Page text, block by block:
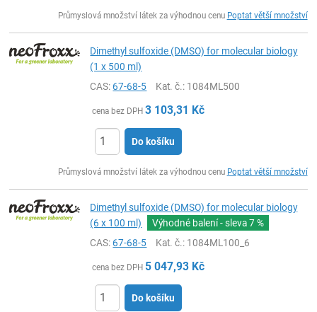
Průmyslová množství látek za výhodnou cenu Poptat větší množství
Dimethyl sulfoxide (DMSO) for molecular biology
(1 x 500 ml)
CAS:67-68-5 Kat. č.: 1084ML500
cena bez DPH 3 103,31 Kč
Do košíku
Průmyslová množství látek za výhodnou cenu Poptat větší množství
Dimethyl sulfoxide (DMSO) for molecular biology
(6 x 100 ml)
Výhodné balení - sleva7 %
CAS:67-68-5 Kat. č.: 1084ML100_6
cena bez DPH 5 047,93 Kč
Do košíku